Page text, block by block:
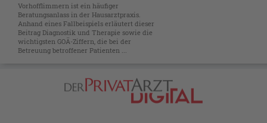
Vorhofflimmern ist ein häufiger
Beratungsanlass in der Hausarztpraxis.
Anhand eines Fallbeispiels erläutert dieser
Beitrag Diagnostik und Therapie sowie die
wichtigsten GOÄ-Ziffern, die bei der
Betreuung betroffener Patienten ...